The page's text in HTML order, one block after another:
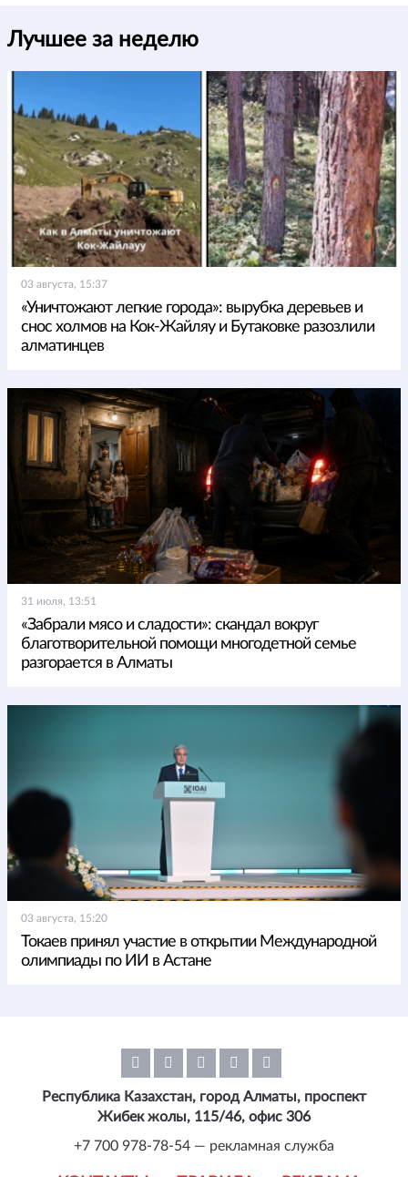
Лучшее за неделю
03 августа, 15:37
«Уничтожают легкие города»: вырубка деревьев и
снос холмов на Кок-Жайляу и Бутаковке разозлили
алматинцев
31 июля, 13:51
«Забрали мясо и сладости»: скандал вокруг
благотворительной помощи многодетной семье
разгорается в Алматы
03 августа, 15:20
Токаев принял участие в открытии Международной
олимпиады по ИИ в Астане
Республика Казахстан, город Алматы, проспект
Жибек жолы, 115/46, офис 306
+7 700 978-78-54 — рекламная служба